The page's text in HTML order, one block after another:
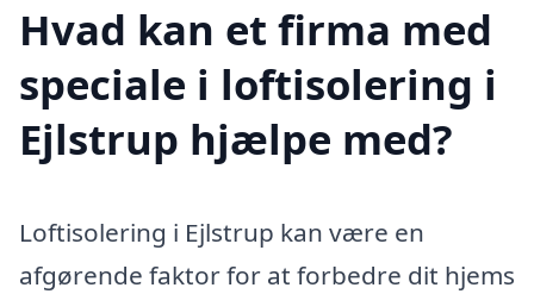
Hvad kan et firma med
speciale i loftisolering i
Ejlstrup hjælpe med?
Loftisolering i Ejlstrup kan være en
afgørende faktor for at forbedre dit hjems